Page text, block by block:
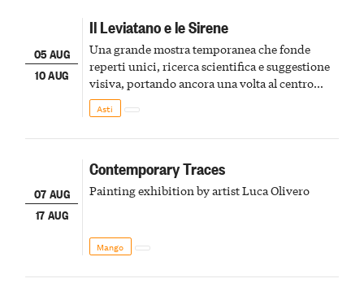
05 AUG
10 AUG
Il Leviatano e le Sirene
Una grande mostra temporanea che fonde
reperti unici, ricerca scientifica e suggestione
visiva, portando ancora una volta al centro
della scena le meraviglie del passato astigiano
Asti
07 AUG
17 AUG
Contemporary Traces
Painting exhibition by artist Luca Olivero
Mango